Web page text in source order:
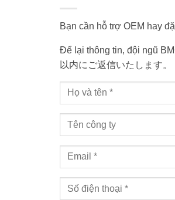
Bạn cần hỗ trợ OEM hay
Để lại thông tin, đội ngũ
以内にご返信いたします。